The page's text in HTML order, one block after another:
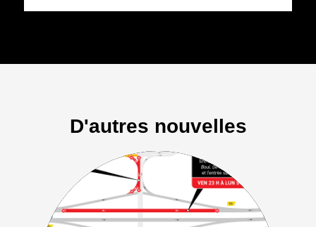
D'autres nouvelles